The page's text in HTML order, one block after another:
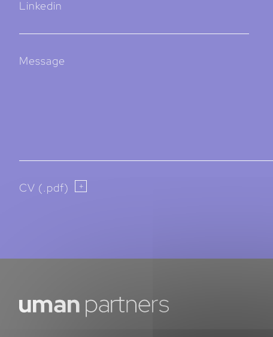
Linkedin
Message
CV (.pdf)